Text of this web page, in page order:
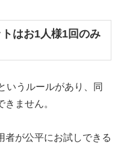
はお1人様1回のみ
いうルールがあり、同
ません。
者が公平にお試しできる